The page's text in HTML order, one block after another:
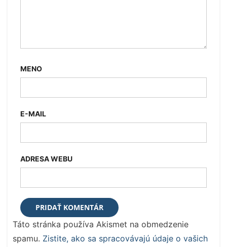
MENO
E-MAIL
ADRESA WEBU
Táto stránka používa Akismet na obmedzenie
spamu. Zistite, ako sa spracovávajú údaje o vašich